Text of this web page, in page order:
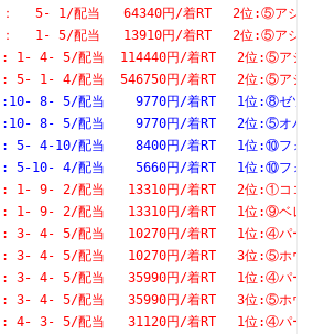
]：　 5- 1/配当   64340円/着RT　 2
]：　 1- 5/配当   13910円/着RT　 2
]: 1- 4- 5/配当  114440円/着RT　 2
]: 5- 1- 4/配当  546750円/着RT　 2
単]:10- 8- 5/配当    9770円/着
単]:10- 8- 5/配当    9770円/着RT　 2
]: 5- 4-10/配当    8400円/着RT　 1位:⑩フォワ
]: 5-10- 4/配当    5660円/着RT　 1位:⑩フォワ
1- 9- 2/配当   13310円/着RT　 2位:①ココロノ
1- 9- 2/配当   13310円/着RT　 1位:⑨ベレヌス
]: 3- 4- 5/配当   10270円/着RT　 1位:④パー
]: 3- 4- 5/配当   10270円/着RT　 3位:⑤ホウ
]: 3- 4- 5/配当   35990円/着RT　 1位:④パー
]: 3- 4- 5/配当   35990円/着RT　 3位:⑤ホウ
]: 4- 3- 5/配当   31120円/着RT　 1位:④パー